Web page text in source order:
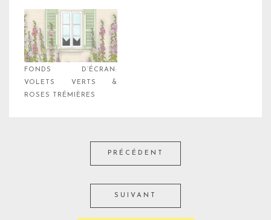
FONDS D’ÉCRAN:
VOLETS VERTS &
ROSES TRÉMIÈRES
PRÉCÉDENT
SUIVANT